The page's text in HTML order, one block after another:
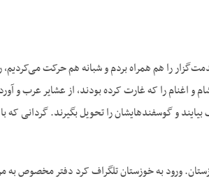
را هم همراه بردم و شبانه هم حرکت
دادند و تمام احشام و اغنام را که غارت کرده بودند، از
ورود به خوزستان تلگراف کرد دفتر مخصوص به